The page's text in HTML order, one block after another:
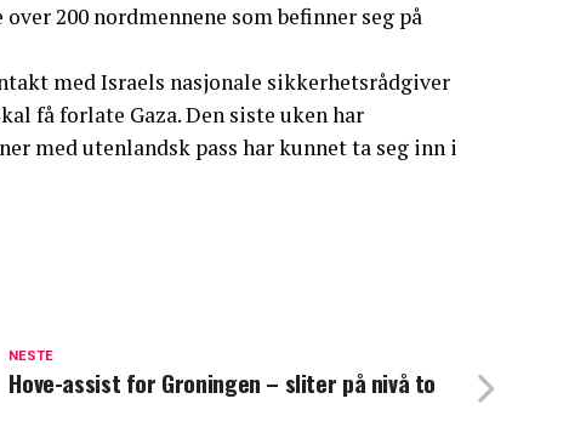
200 nordmennene som befinner seg på
med Israels nasjonale sikkerhetsrådgiver
få forlate Gaza. Den siste uken har
med utenlandsk pass har kunnet ta seg inn i
NESTE
Hove-assist for Groningen – sliter på nivå to